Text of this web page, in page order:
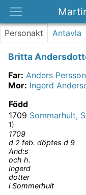
Platser
Kontakt
Personakt Antavla
Britta
Far: Anders
Mor: Ingerd
Född
1709 Sommarhult,
1)
1709
d 2 feb. döptes d 9
And:s
och h.
Ingerd
dotter
i Sommerhult